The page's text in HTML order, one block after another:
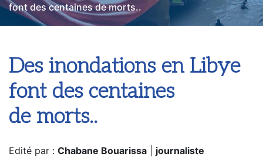
font des centaines de morts..
Des inondations en Libye
font des centaines
de morts..
Edité par : Chabane Bouarissa
journaliste